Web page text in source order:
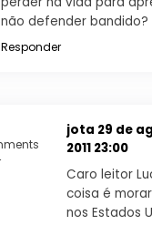
não defender bandido?
Responder
jota 29 de
2011 23:00
Caro leitor
coisa é
nos Estados